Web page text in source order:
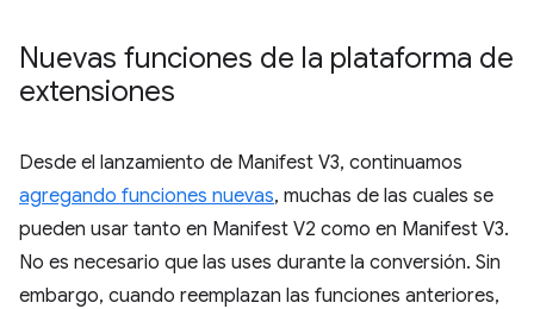
Nuevas funciones de la plataforma de
extensiones
Desde el lanzamiento de Manifest V3, continuamos
agregando funciones nuevas, muchas de las cuales se
pueden usar tanto en Manifest V2 como en Manifest V3.
No es necesario que las uses durante la conversión. Sin
embargo, cuando reemplazan las funciones anteriores,